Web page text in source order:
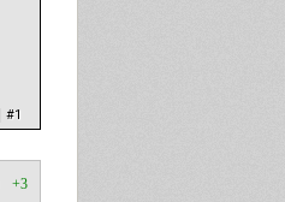
#1
+3